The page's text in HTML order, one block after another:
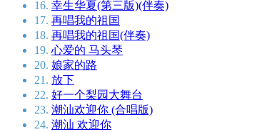
16. 幸生华夏(第三版)(伴奏)
17. 再唱我的祖国
18. 再唱我的祖国(伴奏)
19. 心爱的 马头琴
20. 娘家的路
21. 放下
22. 好一个梨园大舞台
23. 潮汕欢迎你 (合唱版)
24. 潮汕 欢迎你